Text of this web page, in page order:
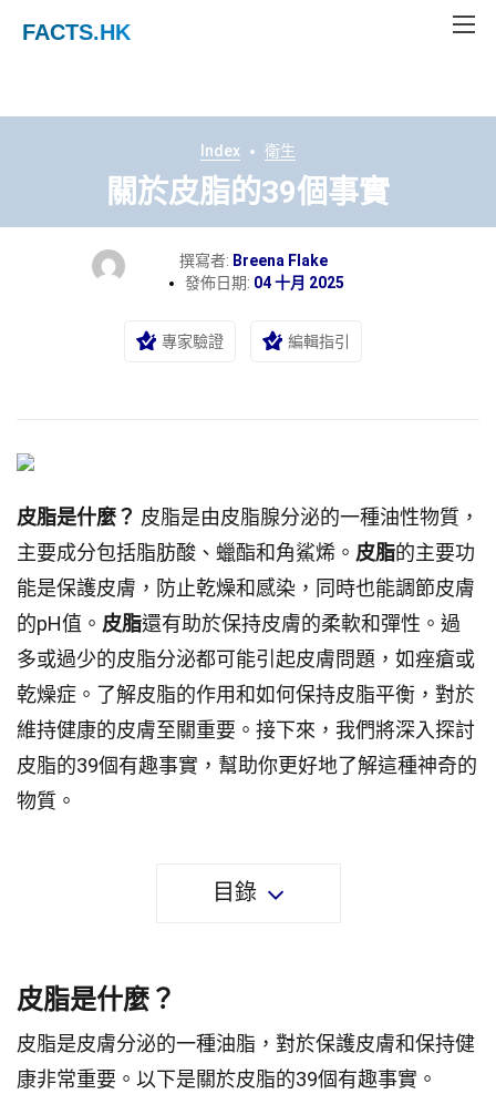
FACTS.HK
Index 衛生
關於皮脂的39個事實
撰寫者: Breena Flake
發佈日期: 04 十月 2025
專家驗證 編輯指引
皮脂是什麼？ 皮脂是由皮脂腺分泌的一種油性物質，
主要成分包括脂肪酸、蠟酯和角鯊烯。 皮脂的主要功
能是保護皮膚，防止乾燥和感染，同時也能調節皮膚
的pH值。 皮脂還有助於保持皮膚的柔軟和彈性。過
多或過少的皮脂分泌都可能引起皮膚問題，如痤瘡或
乾燥症。了解皮脂的作用和如何保持皮脂平衡，對於
維持健康的皮膚至關重要。接下來，我們將深入探討
皮脂的39個有趣事實，幫助你更好地了解這種神奇的
物質。
目錄
皮脂是什麼？
皮脂是皮膚分泌的一種油脂，對於保護皮膚和保持健
康非常重要。以下是關於皮脂的39個有趣事實。